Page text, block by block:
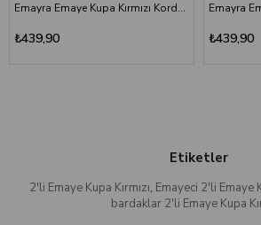
Emayra Emaye Kupa Kırmızı Kordon Kahve 380 ml | Çamlıca Home
₺439,90
Emayra
₺439,90
Etiketler
2'li Emaye Kupa Kırmızı, Emayeci 2'li Emaye
bardaklar 2'li Emaye Kupa